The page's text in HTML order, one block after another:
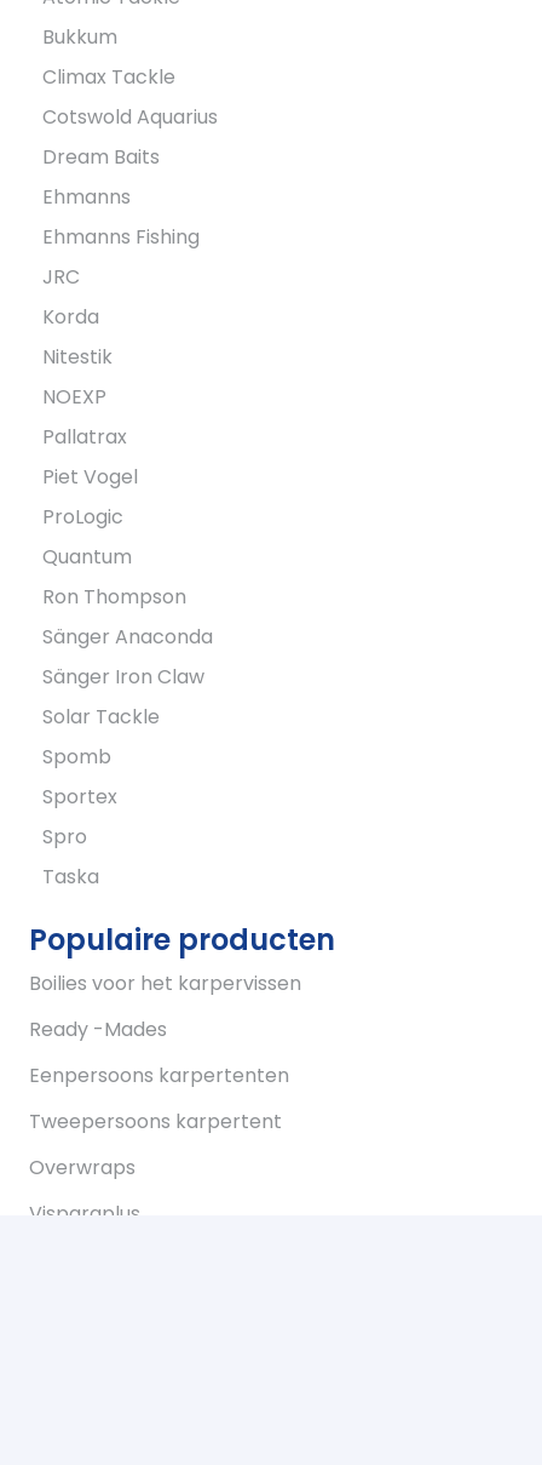
Bukkum
Climax Tackle
Cotswold Aquarius
Dream Baits
Ehmanns
Ehmanns Fishing
JRC
Korda
Nitestik
NOEXP
Pallatrax
Piet Vogel
ProLogic
Quantum
Ron Thompson
Sänger Anaconda
Sänger Iron Claw
Solar Tackle
Spomb
Sportex
Spro
Taska
Populaire producten
Boilies voor het karpervissen
Ready -Mades
Eenpersoons karpertenten
Tweepersoons karpertent
Overwraps
Visparaplus